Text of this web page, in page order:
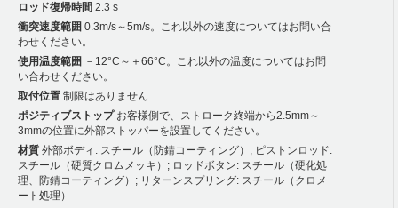
ロッド復帰時間 2.3 s
衝突速度範囲 0.3m/s～5m/s。これ以外の速度についてはお問い合
わせください。
使用温度範囲 －12°C～＋66°C。これ以外の温度についてはお問
い合わせください。
取付位置 制限はありません
ポジティブストップお客様側で、ストローク終端から2.5mm～
3mmの位置に外部ストッパーを設置してください。
材質 外部ボディ: スチール（防錆コーティング）; ピストンロッド:
スチール（硬質クロムメッキ）; ロッドボタン: スチール（硬化処
理、防錆コーティング）; リターンスプリング: スチール（クロメ
ート処理）